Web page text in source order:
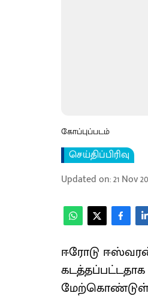
கோப்புப்படம்
செய்திப்பிரிவு
Updated on:21 Nov
ஈரோடு